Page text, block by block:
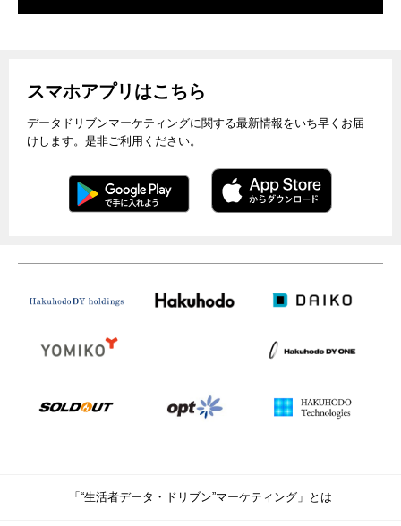
スマホアプリはこちら
データドリブンマーケティングに関する最新情報をいち早くお届
けします。是非ご利用ください。
「“生活者データ・ドリブン”マーケティング」とは